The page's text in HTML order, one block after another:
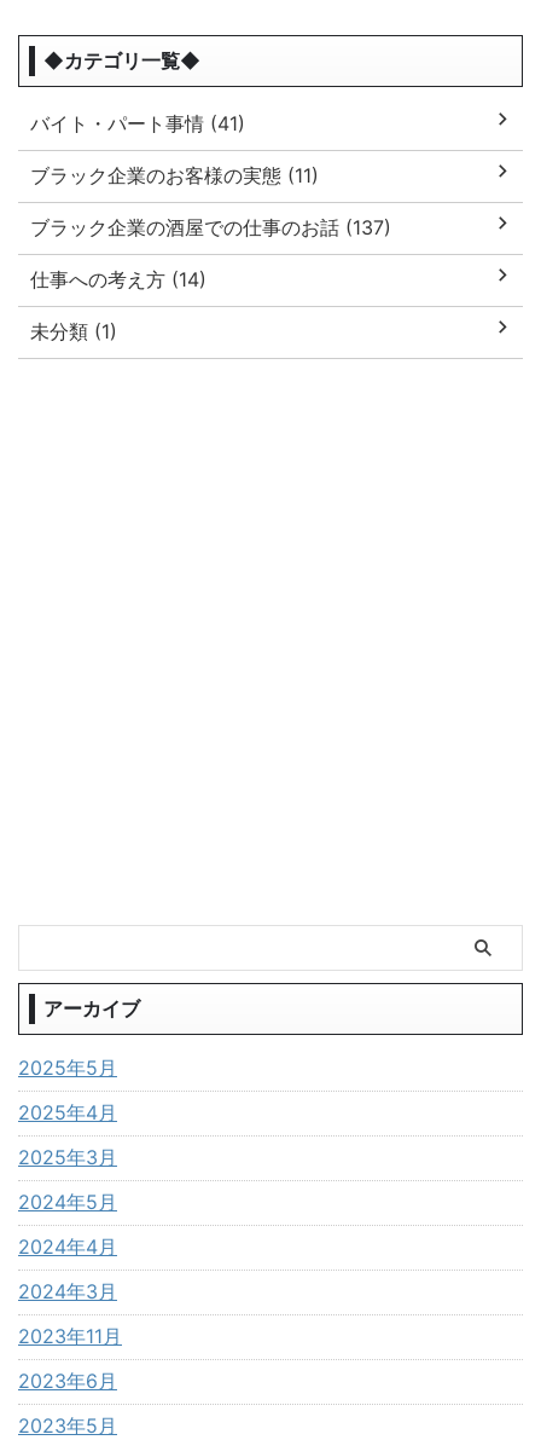
◆カテゴリ一覧◆
バイト・パート事情 (41)
ブラック企業のお客様の実態 (11)
ブラック企業の酒屋での仕事のお話 (137)
仕事への考え方 (14)
未分類 (1)
アーカイブ
2025年5月
2025年4月
2025年3月
2024年5月
2024年4月
2024年3月
2023年11月
2023年6月
2023年5月